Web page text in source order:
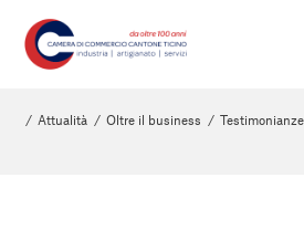
/ Attualità / Oltre il business /